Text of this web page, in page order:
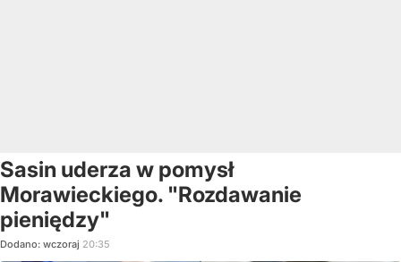
Sasin uderza w pomysł
Morawieckiego. "Rozdawanie
pieniędzy"
Dodano: wczoraj 20:35